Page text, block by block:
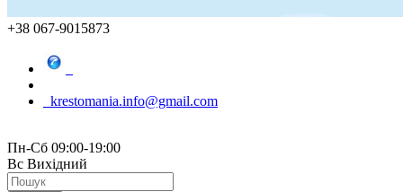
+38 067-9015873
krestomania.info@gmail.com
Пн-Сб 09:00-19:00
Вс Вихідний